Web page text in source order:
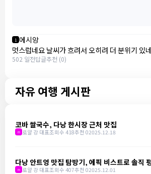
1 에시앙
멋스럽네요 날씨가 흐려서 오히려 더 분위기 있
502 일전답글추천 (0)
자유 여행 게시판
코바 쌀국수, 다낭 한시장 근처 맛집
m 로얄 강 대표 조회수 418추천 02025.12.18
다낭 안트엉 맛집 탐방기, 에픽 비스트로 솔직
m 로얄 강 대표 조회수 407추천 02025.12.01